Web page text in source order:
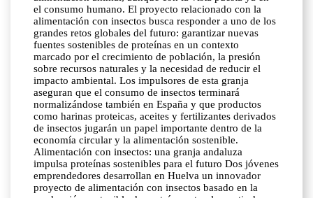
el consumo humano. El proyecto relacionado con la
alimentación con insectos busca responder a uno de los
grandes retos globales del futuro: garantizar nuevas
fuentes sostenibles de proteínas en un contexto
marcado por el crecimiento de población, la presión
sobre recursos naturales y la necesidad de reducir el
impacto ambiental. Los impulsores de esta granja
aseguran que el consumo de insectos terminará
normalizándose también en España y que productos
como harinas proteicas, aceites y fertilizantes derivados
de insectos jugarán un papel importante dentro de la
economía circular y la alimentación sostenible.
Alimentación con insectos: una granja andaluza
impulsa proteínas sostenibles para el futuro Dos jóvenes
emprendedores desarrollan en Huelva un innovador
proyecto de alimentación con insectos basado en la